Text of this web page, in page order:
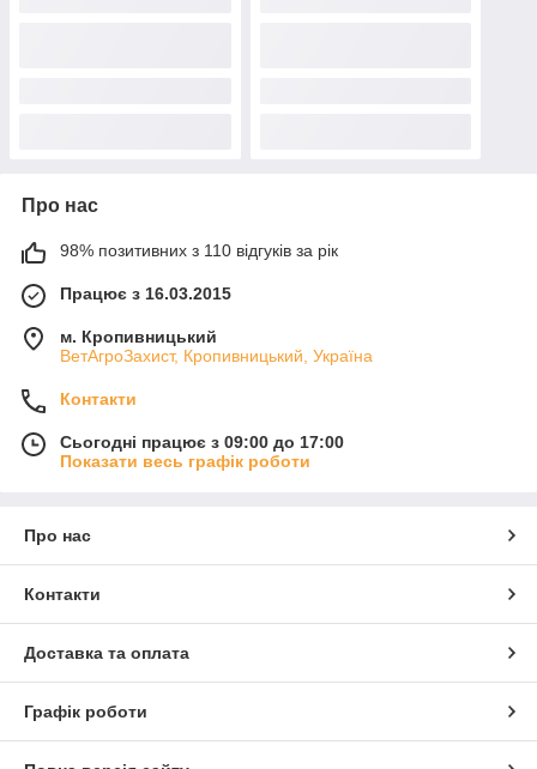
Про нас
98% позитивних з 110 відгуків за рік
Працює з 16.03.2015
м. Кропивницький
ВетАгроЗахист, Кропивницький, Україна
Контакти
Сьогодні працює з 09:00 до 17:00
Показати весь графік роботи
Про нас
Контакти
Доставка та оплата
Графік роботи